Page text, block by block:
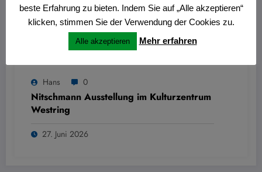
Hans 0
Nitschmann Ausstellung im Kulturzentrum
Westring
27. Juni 2026
beste Erfahrung zu bieten. Indem Sie auf „Alle akzeptieren“
klicken, stimmen Sie der Verwendung der Cookies zu.
Alle akzeptieren Mehr erfahren